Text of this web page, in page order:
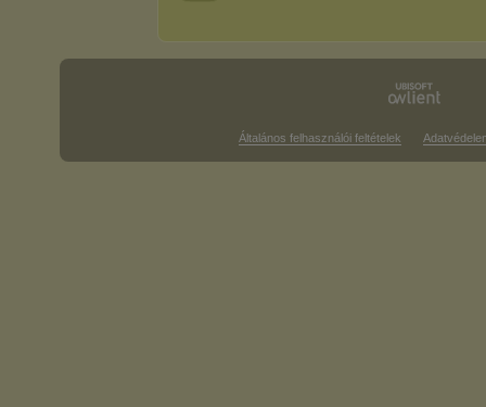
Általános felhasználói feltételek